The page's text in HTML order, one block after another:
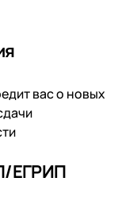
вас о новых
ЕГРИП